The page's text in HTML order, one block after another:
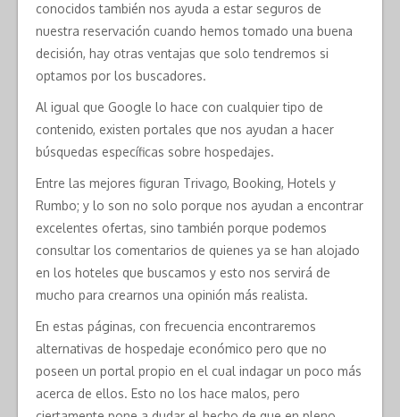
conocidos también nos ayuda a estar seguros de
nuestra reservación cuando hemos tomado una buena
decisión, hay otras ventajas que solo tendremos si
optamos por los buscadores.
Al igual que Google lo hace con cualquier tipo de
contenido, existen portales que nos ayudan a hacer
búsquedas específicas sobre hospedajes.
Entre las mejores figuran Trivago, Booking, Hotels y
Rumbo; y lo son no solo porque nos ayudan a encontrar
excelentes ofertas, sino también porque podemos
consultar los comentarios de quienes ya se han alojado
en los hoteles que buscamos y esto nos servirá de
mucho para crearnos una opinión más realista.
En estas páginas, con frecuencia encontraremos
alternativas de hospedaje económico pero que no
poseen un portal propio en el cual indagar un poco más
acerca de ellos. Esto no los hace malos, pero